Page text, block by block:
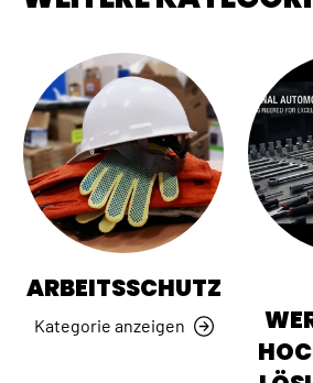
ARBEITSSCHUTZ
Kategorie anzeigen